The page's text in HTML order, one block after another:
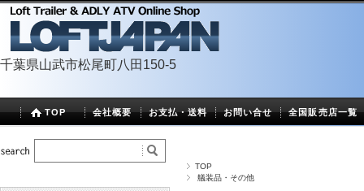
千葉県山武市松尾町八田150-5
TOP 会社概要 お支払・送料 お問い合せ 全国販売店一覧
TOP
艤装品・その他